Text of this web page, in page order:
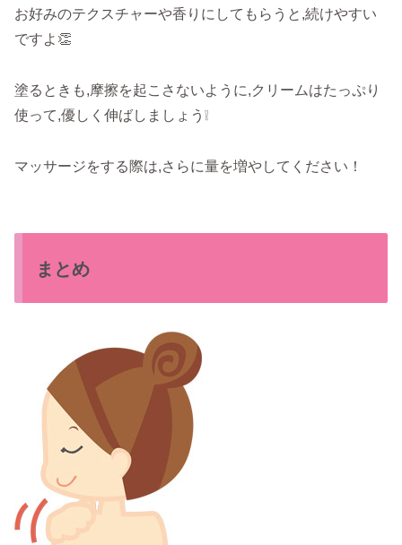
お好みのテクスチャーや香りにしてもらうと,続けやすい
ですよ👏
塗るときも,摩擦を起こさないように,クリームはたっぷり
使って,優しく伸ばしましょう❕
マッサージをする際は,さらに量を増やしてください！
まとめ